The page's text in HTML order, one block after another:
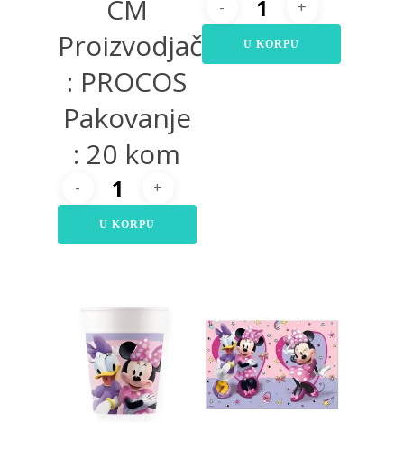
CM
Proizvodjač
: PROCOS
Pakovanje
: 20 kom
U KORPU
U KORPU
350,00RSD 650,00RSD